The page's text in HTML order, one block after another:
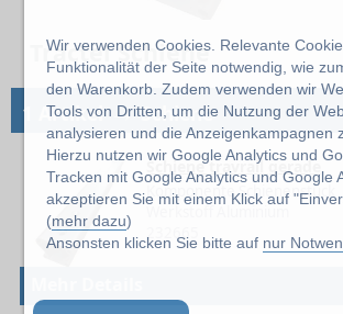
Wir verwenden Cookies. Relevante
Funktionalität der Seite notwendig, wie
den Warenkorb. Zudem verwenden wir
Tools von Dritten, um die Nutzung der
analysieren und die Anzeigenkampagnen
Hierzu nutzen wir Google Analytics und
Tracken mit Google Analytics und Google
akzeptieren Sie mit einem Klick auf
(mehr dazu)
Ansonsten klicken Sie bitte auf nur
Tractel Schiene
1 Artikel→Schiene
Schiene travrail gerade
Komponente Schienenstück
232665